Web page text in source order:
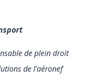
de plein droit
de l'aéronef